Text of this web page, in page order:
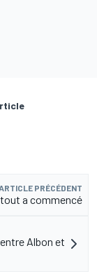
PRÉCÉDENT
tout a commencé
Albon et